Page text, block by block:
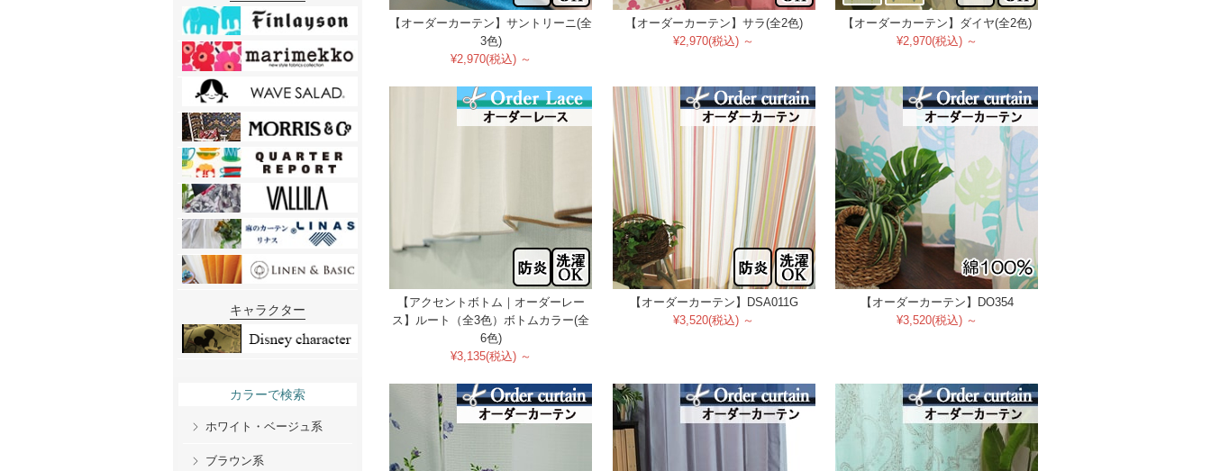
【オーダーカーテン】サントリーニ(全
3色)
¥2,970(税込) ～
【オーダーカーテン】サラ(全2色)
¥2,970(税込) ～
【オーダーカーテン】ダイヤ(全2色)
¥2,970(税込) ～
【アクセントボトム｜オーダーレー
ス】ルート（全3色）ボトムカラー(全
6色)
¥3,135(税込) ～
【オーダーカーテン】DSA011G
¥3,520(税込) ～
【オーダーカーテン】DO354
¥3,520(税込) ～
キャラクター
カラーで検索
ホワイト・ベージュ系
ブラウン系